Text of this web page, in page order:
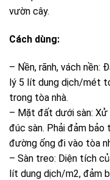
vườn cây.
Cách dùng:
– Nền, rãnh, vách nền:
lý 5 lít dung dịch/mét
trong tòa nhà.
– Mặt đất dưới sàn:
đúc sàn. Phải đảm
đường ống đi vào tòa
– Sàn treo: Diện tích
lít dung dịch/m2, đảm